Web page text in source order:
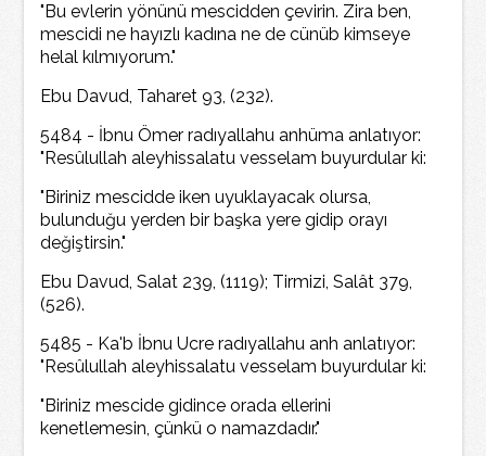
"Bu evlerin yönünü mescidden çevirin. Zira ben,
mescidi ne hayızlı kadına ne de cünüb kimseye
helal kılmıyorum."
Ebu Davud, Taharet 93, (232).
5484 - İbnu Ömer radıyallahu anhüma anlatıyor:
"Resûlullah aleyhissalatu vesselam buyurdular ki:
"Biriniz mescidde iken uyuklayacak olursa,
bulunduğu yerden bir başka yere gidip orayı
değiştirsin."
Ebu Davud, Salat 239, (1119); Tirmizi, Salât 379,
(526).
5485 - Ka'b İbnu Ucre radıyallahu anh anlatıyor:
"Resûlullah aleyhissalatu vesselam buyurdular ki:
"Biriniz mescide gidince orada ellerini
kenetlemesin, çünkü o namazdadır."